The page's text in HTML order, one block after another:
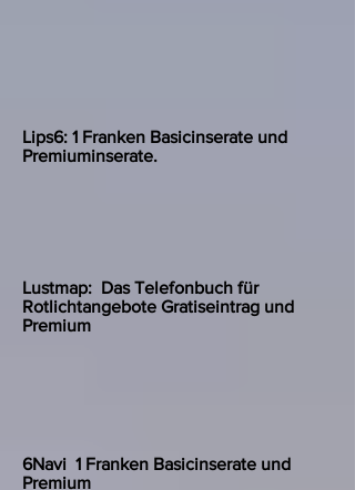
Lips6: 1 Franken Basicinserate und
Premiuminserate.
Lustmap: Das Telefonbuch für
Rotlichtangebote Gratiseintrag und
Premium
6Navi 1 Franken Basicinserate und
Premium